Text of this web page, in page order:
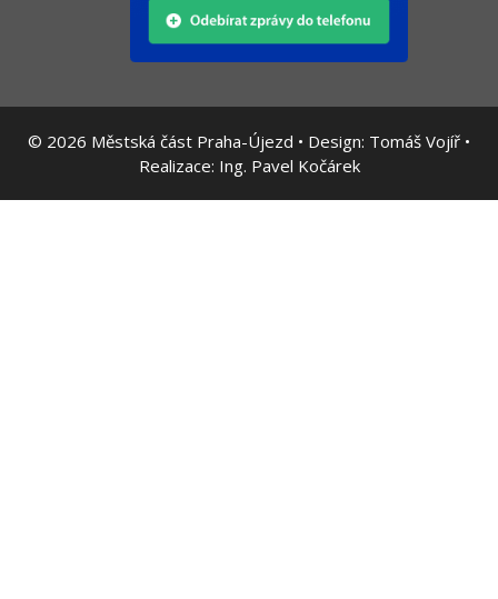
© 2026 Městská část Praha-Újezd • Design: Tomáš Vojíř •
Realizace: Ing. Pavel Kočárek